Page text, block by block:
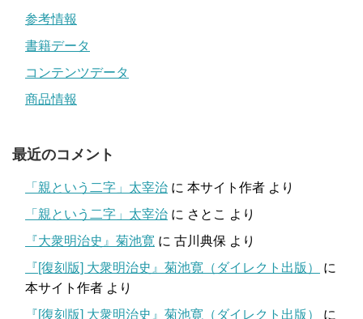
参考情報
書籍データ
コンテンツデータ
商品情報
最近のコメント
「親という二字」太宰治 に 本サイト作者 より
「親という二字」太宰治 に さとこ より
『大衆明治史』菊池寛 に 古川典保 より
『[復刻版] 大衆明治史』菊池寛（ダイレクト出版）
に
本サイト作者 より
『[復刻版] 大衆明治史』菊池寛（ダイレクト出版）
に